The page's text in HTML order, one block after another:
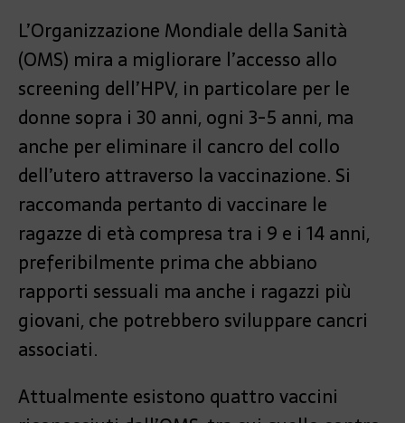
L’Organizzazione Mondiale della Sanità
(OMS) mira a migliorare l’accesso allo
screening dell’HPV, in particolare per le
donne sopra i 30 anni, ogni 3-5 anni, ma
anche per eliminare il cancro del collo
dell’utero attraverso la vaccinazione. Si
raccomanda pertanto di vaccinare le
ragazze di età compresa tra i 9 e i 14 anni,
preferibilmente prima che abbiano
rapporti sessuali ma anche i ragazzi più
giovani, che potrebbero sviluppare cancri
associati.
Attualmente esistono quattro vaccini